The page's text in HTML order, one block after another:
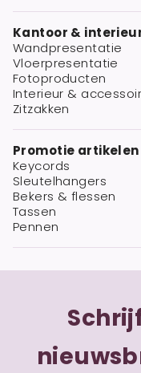
Kantoor &
Wandpresentatie
Vloerpresentatie
Fotoproducten
Interieur &
Zitzakken
Promotie artikelen
Keycords
Sleutelhangers
Bekers & flessen
Tassen
Pennen